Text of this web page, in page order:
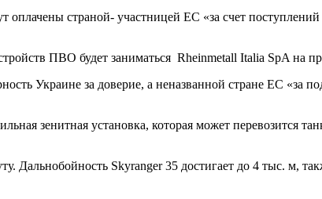
страной- участницей ЕС «за счет
ПВО будет заниматься Rheinmetall Italia SpA на
Украине за доверие, а неназванной стране ЕС «за
зенитная установка, которая может
Дальнобойность Skyranger 35 достигает до 4 тыс. м,